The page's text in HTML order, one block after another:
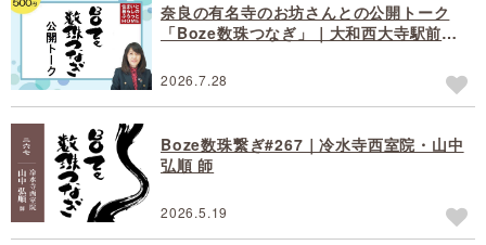
奈良の有名寺のお坊さんとの公開トーク
「Boze数珠つなぎ」｜大和西大寺駅前で
HOME」
2026.7.28
Boze数珠繋ぎ#267｜冷水寺西室院・山中
弘順 師
2026.5.19